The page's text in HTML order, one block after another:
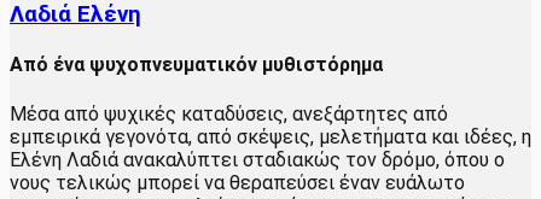
Λαδιά Ελένη
Από ένα ψυχοπνευματικόν μυθιστόρημα
Μέσα από ψυχικές καταδύσεις, ανεξάρτητες από
εμπειρικά γεγονότα, από σκέψεις, μελετήματα και ιδέες, η
Ελένη Λαδιά ανακαλύπτει σταδιακώς τον δρόμο, όπου ο
νους τελικώς μπορεί να θεραπεύσει έναν ευάλωτο